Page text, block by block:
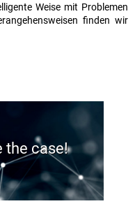
Weise mit Problemen
finden wir
the case!